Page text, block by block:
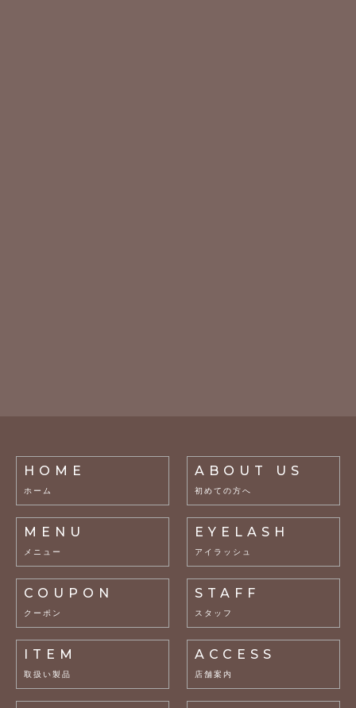
HOME
ホーム
ABOUT US
初めての方へ
MENU
メニュー
EYELASH
アイラッシュ
COUPON
クーポン
STAFF
スタッフ
ITEM
取扱い製品
ACCESS
店舗案内